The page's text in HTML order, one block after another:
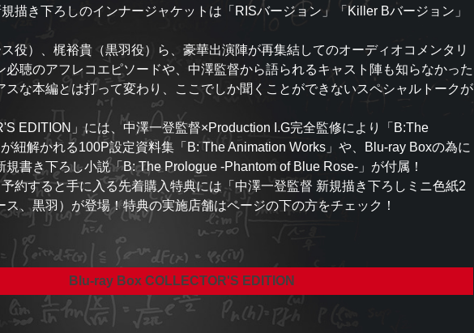
描き下ろしのインナージャケットは「RISバージョン」「Killer Bバージョン」
役）、梶裕貴（黒羽役）ら、豪華出演陣が再集結してのオーディオコメンタリ
必聴のアフレコエピソードや、中澤監督から語られるキャスト陣も知らなかった
スな本編とは打って変わり、ここでしか聞くことができないスペシャルトークが
EDITION」には、中澤一登監督×Production I.G完全監修により「B:The
紐解かれる100P設定資料集「B: The Animation Works」や、Blu-ray Boxの為に
規書き下ろし小説「B: The Prologue -Phantom of Blue Rose-」が付属！
約すると手に入る先着購入特典には「中澤一登監督 新規描き下ろしミニ色紙2
ス、黒羽）が登場！特典の実施店舗はページの下の方をチェック！
Blu-ray Box COLLECTOR'S EDITION